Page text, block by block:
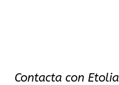
Contacta con Etolia